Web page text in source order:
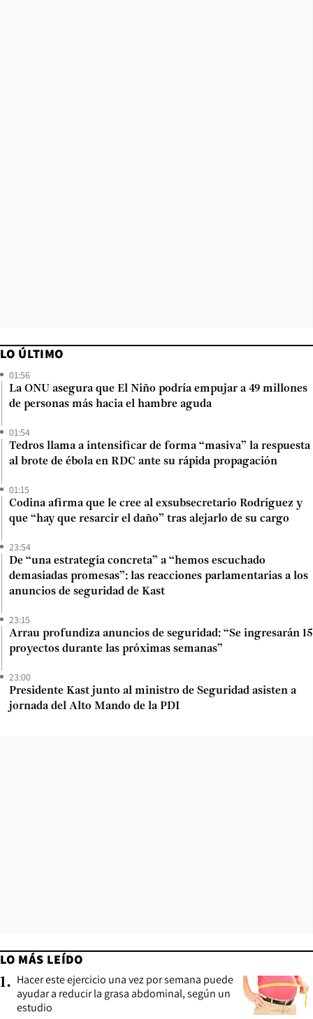
LO ÚLTIMO
01:56
La ONU asegura que El Niño podría empujar a 49 millones
de personas más hacia el hambre aguda
01:54
Tedros llama a intensificar de forma “masiva” la respuesta
al brote de ébola en RDC ante su rápida propagación
01:15
Codina afirma que le cree al exsubsecretario Rodríguez y
que “hay que resarcir el daño” tras alejarlo de su cargo
23:54
De “una estrategia concreta” a “hemos escuchado
demasiadas promesas”: las reacciones parlamentarias a los
anuncios de seguridad de Kast
23:15
Arrau profundiza anuncios de seguridad: “Se ingresarán 15
proyectos durante las próximas semanas”
23:00
Presidente Kast junto al ministro de Seguridad asisten a
jornada del Alto Mando de la PDI
LO MÁS LEÍDO
1. Hacer este ejercicio una vez por semana puede
ayudar a reducir la grasa abdominal, según un
estudio